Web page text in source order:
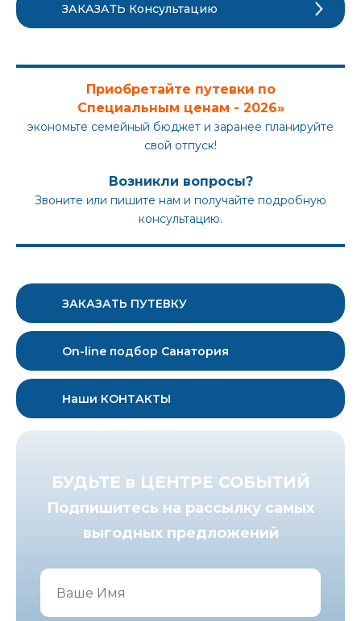
ЗАКАЗАТЬ Консультацию
Приобретайте путевки по
Специальным ценам - 2026»
экономьте семейный бюджет и заранее планируйте
свой отпуск!
Возникли вопросы?
Звоните или пишите нам и получайте подробную
консультацию.
ЗАКАЗАТЬ ПУТЕВКУ
On-line подбор Санатория
Наши КОНТАКТЫ
БУДЬТЕ в ЦЕНТРЕ СОБЫТИЙ
Подпишитесь на рассылку самых
выгодных предложений